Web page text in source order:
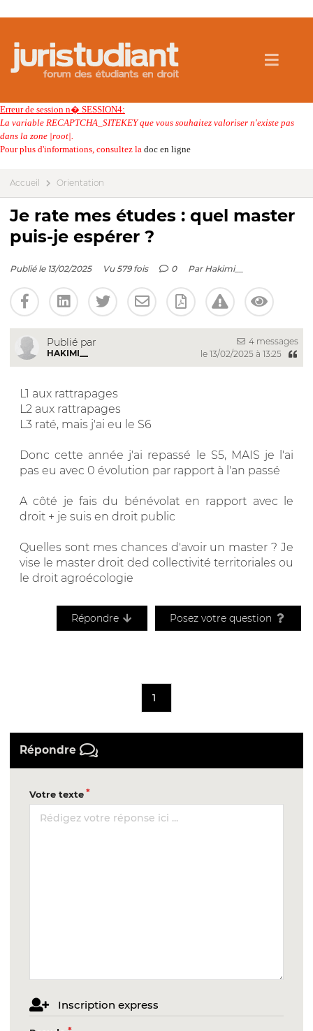
Erreur de session n� SESSION4:
La variable RECAPTCHA_SITEKEY que vous souhaitez valoriser n'existe pas
dans la zone |root|.
Pour plus d'informations, consultez la doc en ligne
Accueil Orientation
Je rate mes études : quel master
puis-je espérer ?
Publié le 13/02/2025 Vu 579 fois 0 Par Hakimi__
Publié par
HAKIMI__
4 messages
le 13/02/2025 à 13:25
L1 aux rattrapages
L2 aux rattrapages
L3 raté, mais j'ai eu le S6
Donc cette année j'ai repassé le S5, MAIS je l'ai
pas eu avec 0 évolution par rapport à l'an passé
A côté je fais du bénévolat en rapport avec le
droit + je suis en droit public
Quelles sont mes chances d'avoir un master ? Je
vise le master droit ded collectivité territoriales ou
le droit agroécologie
Répondre Posez votre question
1
Répondre
Votre texte
Inscription express